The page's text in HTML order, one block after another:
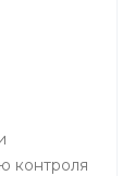
контроля